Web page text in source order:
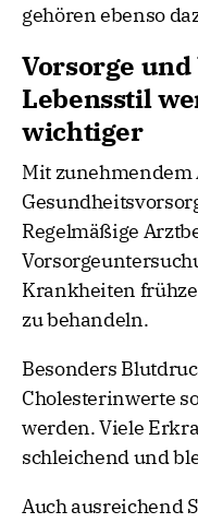
gehören ebenso
Vorsorge
Lebensstil
wichtiger
Mit
Regelmäßige
Krankheiten
zu behandeln.
Besonders
Cholesterinwerte
werden. Viele
schleichend und
Auch ausreichend